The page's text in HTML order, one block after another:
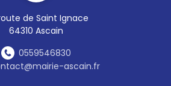
de Saint Ignace
64310 Ascain
0559546830
ascain.fr
29ko 20:00etatik,
2026ko abuztuaren
23:59ra arte.